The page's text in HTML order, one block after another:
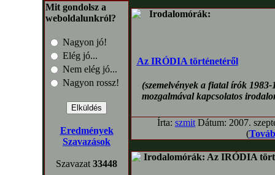
Mit gondolsz a
weboldalunkról?
Nagyon jó!
Elég jó...
Nem elég jó...
Nagyon rossz!
Eredmények
Szavazások
Szavazat 33448
Irodalomórák:
Az IRÓDIA történetéről
(szemelvények a fiatal írók
mozgalmával kapcsolatos
Írta: szmit Dátum: 2007.
(
Irodalomórák: Az IRÓDIA